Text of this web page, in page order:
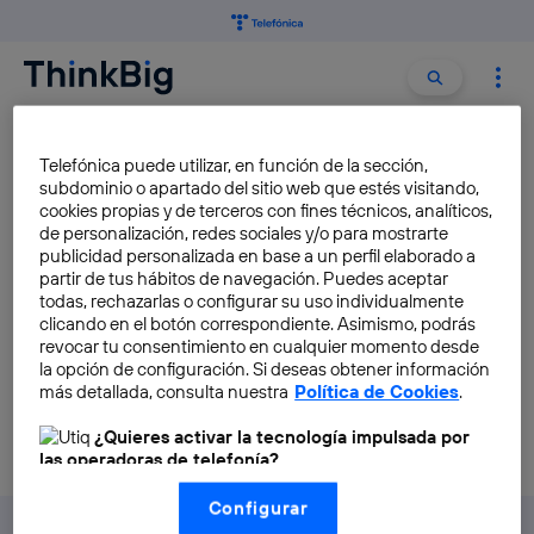
Buscar
MÁQUINA ENIGMA
Alan Turing, descifrando la
realidad
Víctor Martín-Pozuelo
Telefónica puede utilizar, en función de la sección,
subdominio o apartado del sitio web que estés visitando,
cookies propias y de terceros con fines técnicos, analíticos,
de personalización, redes sociales y/o para mostrarte
publicidad personalizada en base a un perfil elaborado a
partir de tus hábitos de navegación. Puedes aceptar
todas, rechazarlas o configurar su uso individualmente
clicando en el botón correspondiente. Asimismo, podrás
revocar tu consentimiento en cualquier momento desde
la opción de configuración. Si deseas obtener información
más detallada, consulta nuestra Política de Cookies.
¿Quieres activar la tecnología impulsada por
las operadoras de telefonía?
Nosotros, Telefónica S.A., utilizamos la tecnología Utiq para
realizar nuestras acciones de marketing digital o análisis
Configurar